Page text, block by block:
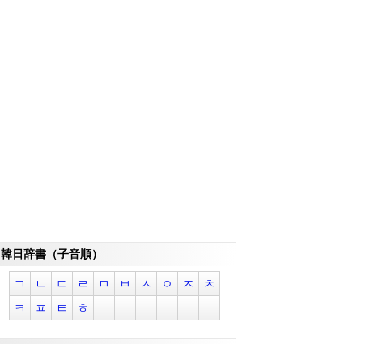
韓日辞書（子音順）
ㄱ ㄴ ㄷ ㄹ ㅁ ㅂ ㅅ ㅇ ㅈ
ㅊ
ㅋ
ㅍ ㅌ ㅎ